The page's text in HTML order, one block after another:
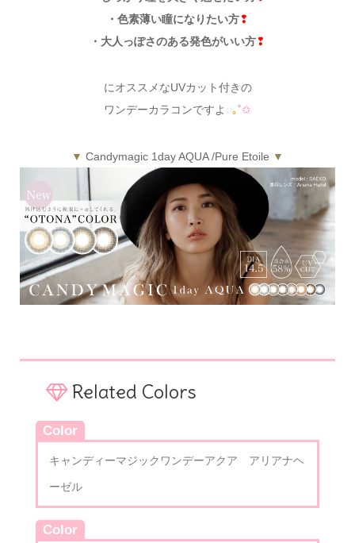
・色素薄い瞳になりたい方❢
・大人っぽさのある発色がいい方❢
にオススメなUVカット付きの
ワンデーカラコンですよ ◌｡˚✩
▼ Candymagic 1day AQUA /Pure Etoile ▼
Related Colors
Color
キャンディーマジックワンデーアクア アリアナヘ
ーゼル
Color